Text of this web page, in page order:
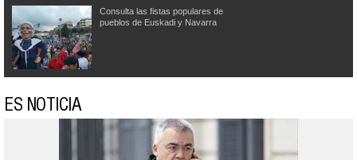
Consulta las fistas populares de
pueblos de Euskadi y Navarra
ES NOTICIA